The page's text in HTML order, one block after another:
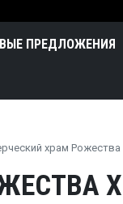
ПРЕДЛОЖЕНИЯ
храм